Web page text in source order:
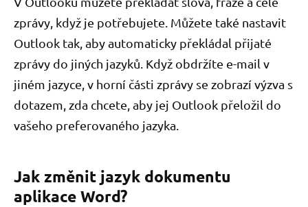
zprávy, když je potřebujete. Můžete také nastavit
Outlook tak, aby automaticky překládal přijaté
zprávy do jiných jazyků. Když obdržíte e-mail v
jiném jazyce, v horní části zprávy se zobrazí výzva s
dotazem, zda chcete, aby jej Outlook přeložil do
vašeho preferovaného jazyka.
Jak změnit jazyk dokumentu
aplikace Word?